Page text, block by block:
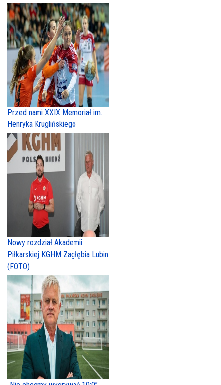
Przed nami XXIX Memoriał im.
Henryka Kruglińskiego
Nowy rozdział Akademii
Piłkarskiej KGHM Zagłębia Lubin
(FOTO)